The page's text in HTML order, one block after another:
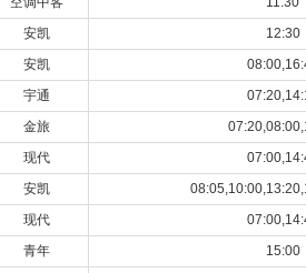
安凯
12:30
安凯
宇通
金旅
现代
安凯
现代
青年
15:00